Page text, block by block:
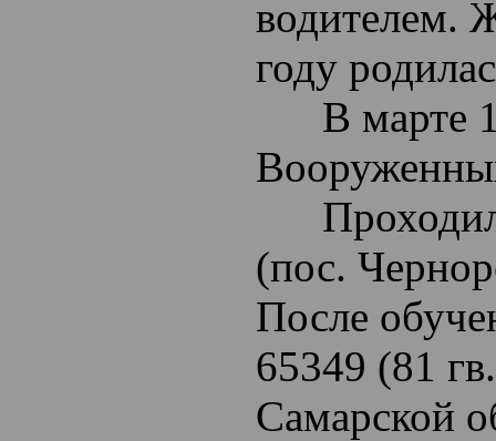
водителем.
году
В марте
Проходил
(пос.
После
65349 (81
Самарской